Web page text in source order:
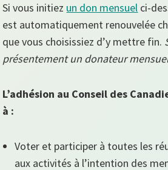
Si vous initiez un don mensuel ci-
est automatiquement renouvelée
que vous choisissiez d’y mettre fin.
présentement un donateur
L’adhésion au Conseil des
à :
Voter et participer à toutes les
aux activités à l’intention des